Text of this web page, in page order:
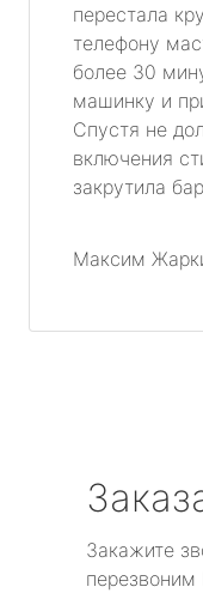
перестала
телефону
более 30
машинку и
Спустя не
включения
закрутила
Максим
Закажите